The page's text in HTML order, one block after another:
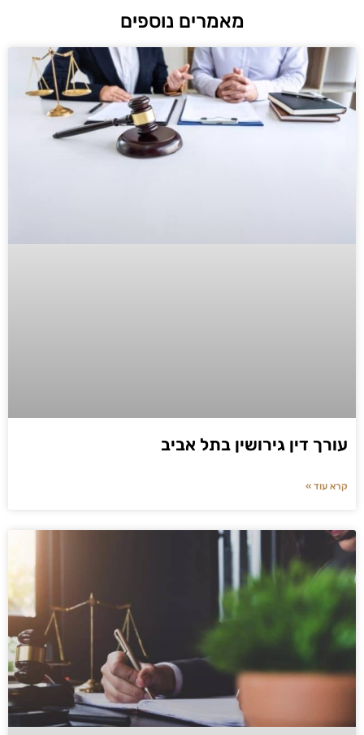
מאמרים נוספים
עורך דין גירושין בתל אביב
קרא עוד »